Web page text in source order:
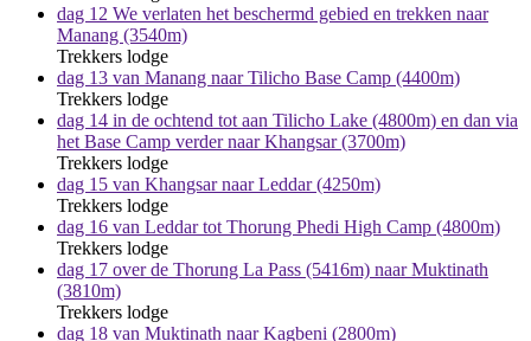
dag 12 We verlaten het beschermd gebied en trekken naar
Manang (3540m)
Trekkers lodge
dag 13 van Manang naar Tilicho Base Camp (4400m)
Trekkers lodge
dag 14 in de ochtend tot aan Tilicho Lake (4800m) en dan via
het Base Camp verder naar Khangsar (3700m)
Trekkers lodge
dag 15 van Khangsar naar Leddar (4250m)
Trekkers lodge
dag 16 van Leddar tot Thorung Phedi High Camp (4800m)
Trekkers lodge
dag 17 over de Thorung La Pass (5416m) naar Muktinath
(3810m)
Trekkers lodge
dag 18 van Muktinath naar Kagbeni (2800m)